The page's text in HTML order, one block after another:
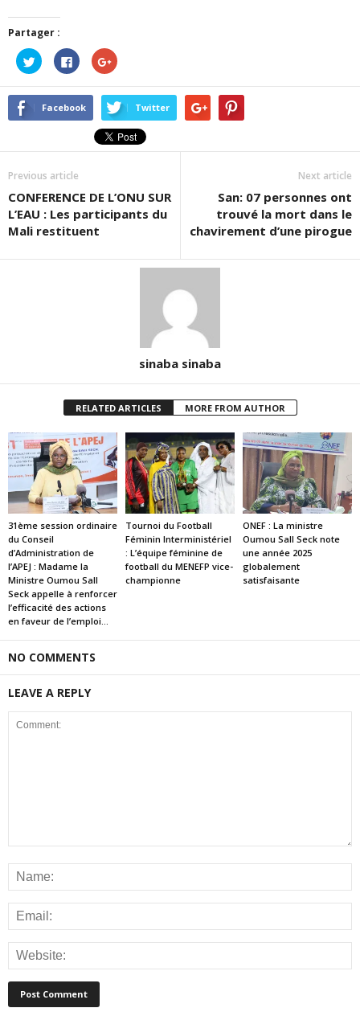
Partager :
Cliquez
pour
partager
sur
Twitter(ouvre
dans
Cliquez
pour
partager
sur
Facebook(ouvre
dans
nouvelle
fenêtre)
Cliquez
pour
sur
Google+
(ouvre
dans
une
nouvelle
fenêtre)
Facebook Twitter
Previous article
CONFERENCE DE L’ONU SUR
L’EAU : Les participants du
Mali restituent
Next article
San: 07 personnes ont
trouvé la mort dans le
chavirement d’une pirogue
sinaba sinaba
RELATED ARTICLES MORE FROM AUTHOR
31ème session ordinaire
du Conseil
d’Administration de
l’APEJ : Madame la
Ministre Oumou Sall
Seck appelle à renforcer
l’efficacité des actions
en faveur de l’emploi...
Tournoi du Football
Féminin Interministériel
: L’équipe féminine de
football du MENEFP vice-
championne
ONEF : La ministre
Oumou Sall Seck note
une année 2025
globalement
satisfaisante
NO COMMENTS
LEAVE A REPLY